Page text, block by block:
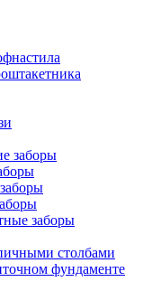
заборы
заборы
столбами
фундаменте